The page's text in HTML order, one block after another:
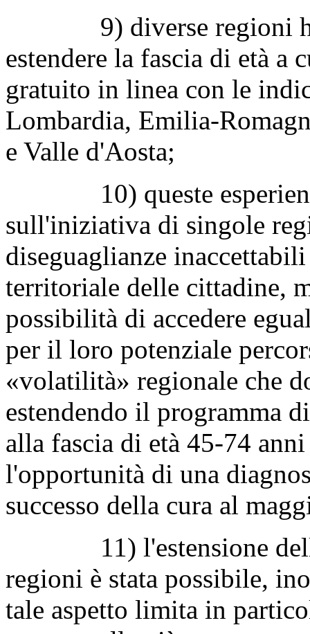
9) diverse regioni
estendere la fascia di età a
gratuito in linea con le
Lombardia, Emilia-
e Valle d'Aosta;
10) queste
sull'iniziativa di singole
diseguaglianze
territoriale delle cittadine,
possibilità di accedere
per il loro potenziale
«volatilità» regionale che
estendendo il programma
alla fascia di età 45-74
l'opportunità di una
successo della cura al
11) l'estensione
regioni è stata possibile,
tale aspetto limita in